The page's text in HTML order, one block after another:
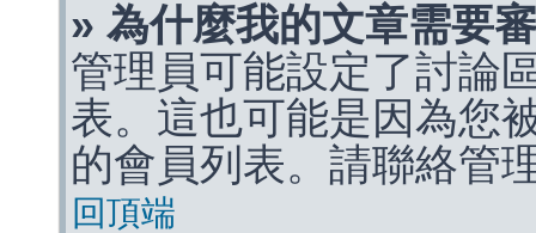
» 為什麼我的文章需要
管理員可能設定了討論
表。這也可能是因為您
的會員列表。請聯絡管
回頂端